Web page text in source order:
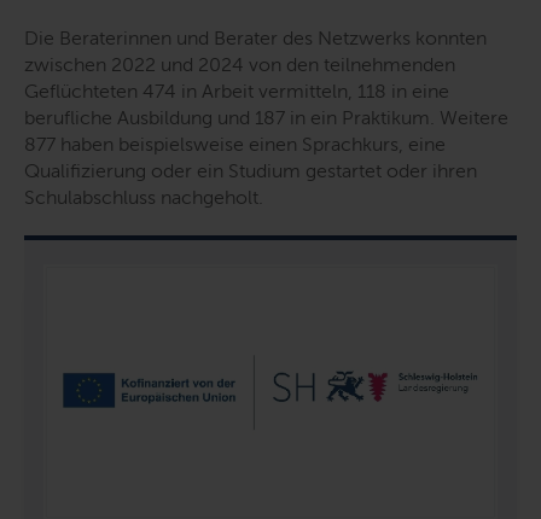
Die Beraterinnen und Berater des Netzwerks konnten
zwischen 2022 und 2024 von den teilnehmenden
Geflüchteten 474 in Arbeit vermitteln, 118 in eine
berufliche Ausbildung und 187 in ein Praktikum. Weitere
877 haben beispielsweise einen Sprachkurs, eine
Qualifizierung oder ein Studium gestartet oder ihren
Schulabschluss nachgeholt.